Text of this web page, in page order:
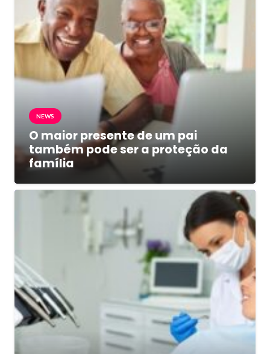
NEWS
O maior presente de um pai
também pode ser a proteção da
família